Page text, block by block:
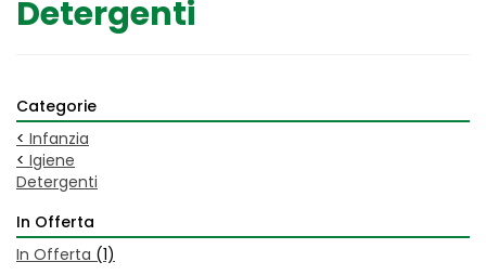
Detergenti
Categorie
< Infanzia
< Igiene
Detergenti
In Offerta
In Offerta (1)